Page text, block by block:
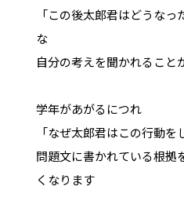
「この後太郎君はどうな
な
自分の考えを聞かれること
学年があがるにつれ
「なぜ太郎君はこの行動
問題文に書かれている根拠
くなります